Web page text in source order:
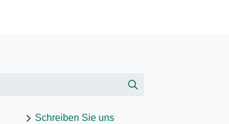
Schreiben Sie uns